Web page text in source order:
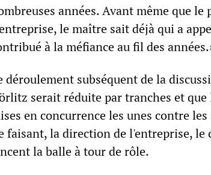
années. Avant même que
le maître sait déjà qui a
à la méfiance au fil des
déroulement subséquent de la
serait réduite par tranches et
en concurrence les unes contre
faisant, la direction de l'entreprise,
la balle à tour de rôle.